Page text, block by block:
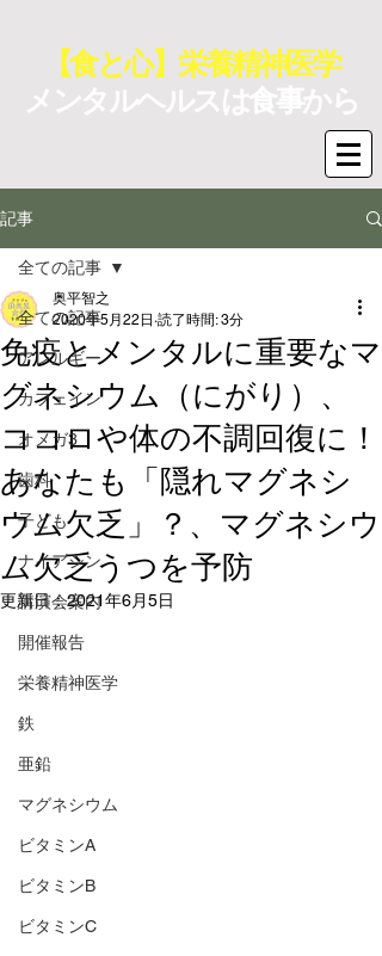
【食と心】栄養精神医学
メンタルヘルスは食事から
記事
全ての記事
アレルギー
カフェイン
オメガ3
歯科
子ども
ナイアシン
講演会案内
開催報告
栄養精神医学
鉄
亜鉛
マグネシウム
ビタミンA
ビタミンB
ビタミンC
全ての記事
免疫とメンタルに重要なマ
グネシウム（にがり）、
ココロや体の不調回復に！
あなたも「隠れマグネシ
ウム欠乏」？、マグネシウ
ム欠乏うつを予防
奥平智之
2020年5月22日 読了時間: 3分
更新日：2021年6月5日